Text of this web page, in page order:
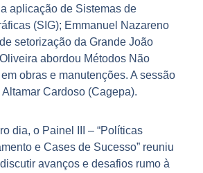
aplicação de Sistemas de
(SIG); Emmanuel Nazareno
setorização da Grande João
abordou Métodos Não
obras e manutenções. A sessão
Cardoso (Cagepa).
dia, o Painel III – “Políticas
e Cases de Sucesso” reuniu
avanços e desafios rumo à